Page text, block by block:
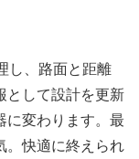
し、路面と距離
として設計を更新
変わります。最
。快適に終えられ